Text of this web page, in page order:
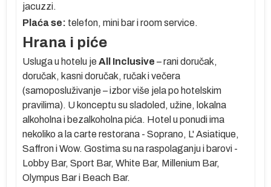
jacuzzi.
Plaća se: telefon, mini bar i room service.
Hrana i piće
Usluga u hotelu jeAll Inclusive – rani doručak,
doručak, kasni doručak, ručak i večera
(samoposluživanje – izbor više jela po hotelskim
pravilima). U konceptu su sladoled, užine, lokalna
alkoholna i bezalkoholna pića. Hotel u ponudi ima
nekoliko a la carte restorana - Soprano, L' Asiatique,
Saffron i Wow. Gostima su na raspolaganju i barovi -
Lobby Bar, Sport Bar, White Bar, Millenium Bar,
Olympus Bar i Beach Bar.